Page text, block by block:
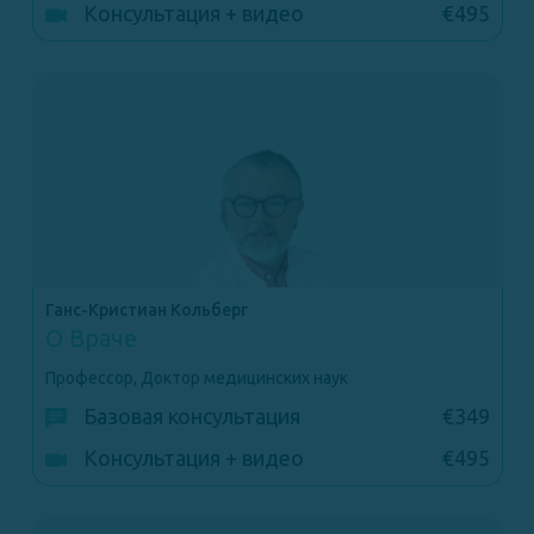
Консультация + видео
€495
Ганс-Кристиан Кольберг
Профессор, Доктор медицинских наук
Базовая консультация
€349
Консультация + видео
€495